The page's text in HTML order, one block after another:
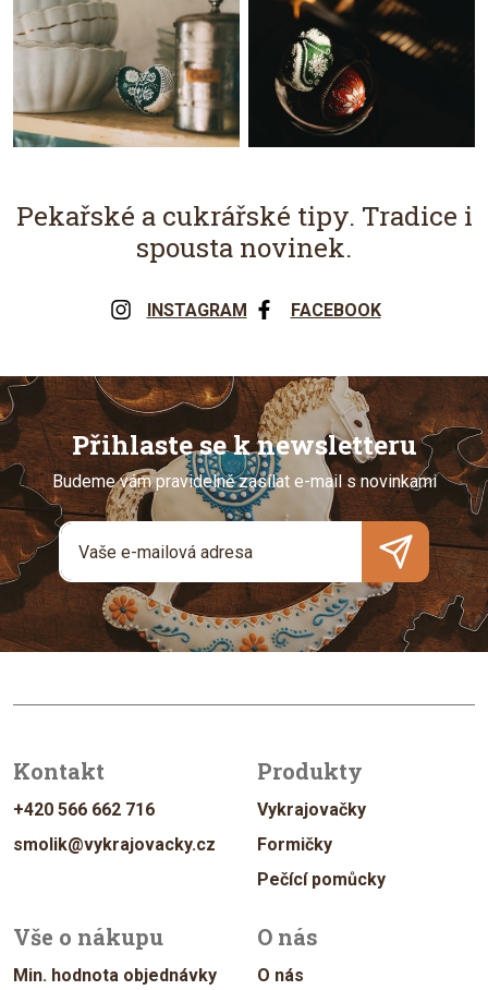
Pekařské a cukrářské tipy. Tradice i
spousta novinek.
INSTAGRAM FACEBOOK
Přihlaste se k newsletteru
Budeme vám pravidelně zasílat e-mail s novinkami
Kontakt
+420 566 662 716
smolik@vykrajovacky.cz
Produkty
Vykrajovačky
Formičky
Pečící pomůcky
Vše o nákupu
Min. hodnota objednávky
O nás
O nás